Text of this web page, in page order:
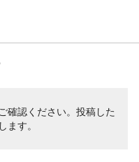
確認ください。投稿した
ます。